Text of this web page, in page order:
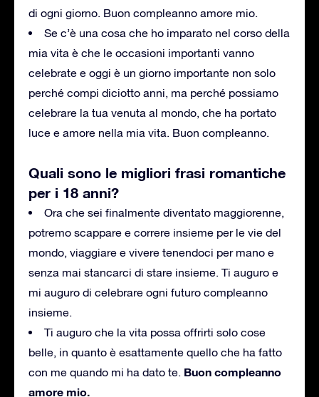
di ogni giorno. Buon compleanno amore mio.
Se c’è una cosa che ho imparato nel corso della
mia vita è che le occasioni importanti vanno
celebrate e oggi è un giorno importante non solo
perché compi diciotto anni, ma perché possiamo
celebrare la tua venuta al mondo, che ha portato
luce e amore nella mia vita. Buon compleanno.
Quali sono le migliori frasi romantiche
per i 18 anni?
Ora che sei finalmente diventato maggiorenne,
potremo scappare e correre insieme per le vie del
mondo, viaggiare e vivere tenendoci per mano e
senza mai stancarci di stare insieme. Ti auguro e
mi auguro di celebrare ogni futuro compleanno
insieme.
Ti auguro che la vita possa offrirti solo cose
belle, in quanto è esattamente quello che ha fatto
con me quando mi ha dato te. Buon compleanno
amore mio.